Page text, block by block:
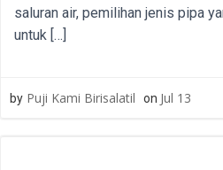
saluran air, pemilihan jenis pipa
untuk […]
by Puji Kami Birisalatil on Jul 13